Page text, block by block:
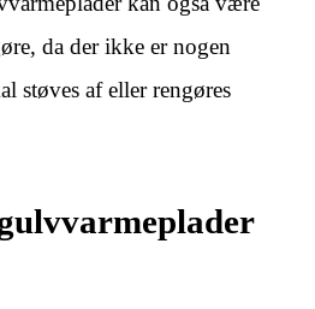
da der ikke er nogen
støves af eller rengøres